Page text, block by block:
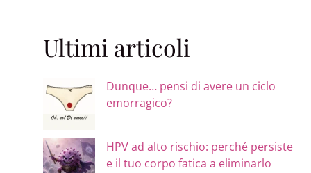
Ultimi articoli
Dunque… pensi di avere un ciclo
emorragico?
HPV ad alto rischio: perché persiste
e il tuo corpo fatica a eliminarlo